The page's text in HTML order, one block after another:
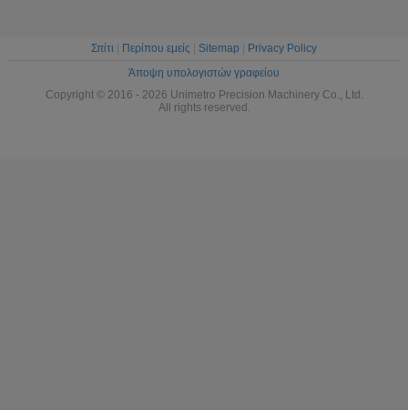
Σπίτι Περίπου εμείς Sitemap
Privacy Policy
Άποψη υπολογιστών γραφείου
Copyright © 2016 - 2026 Unimetro Precision Machinery Co., Ltd.
All rights reserved.